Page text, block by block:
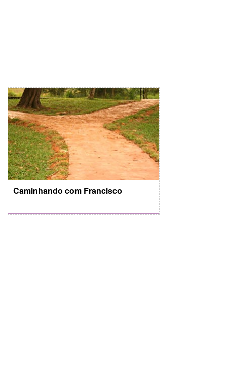
Caminhando com Francisco